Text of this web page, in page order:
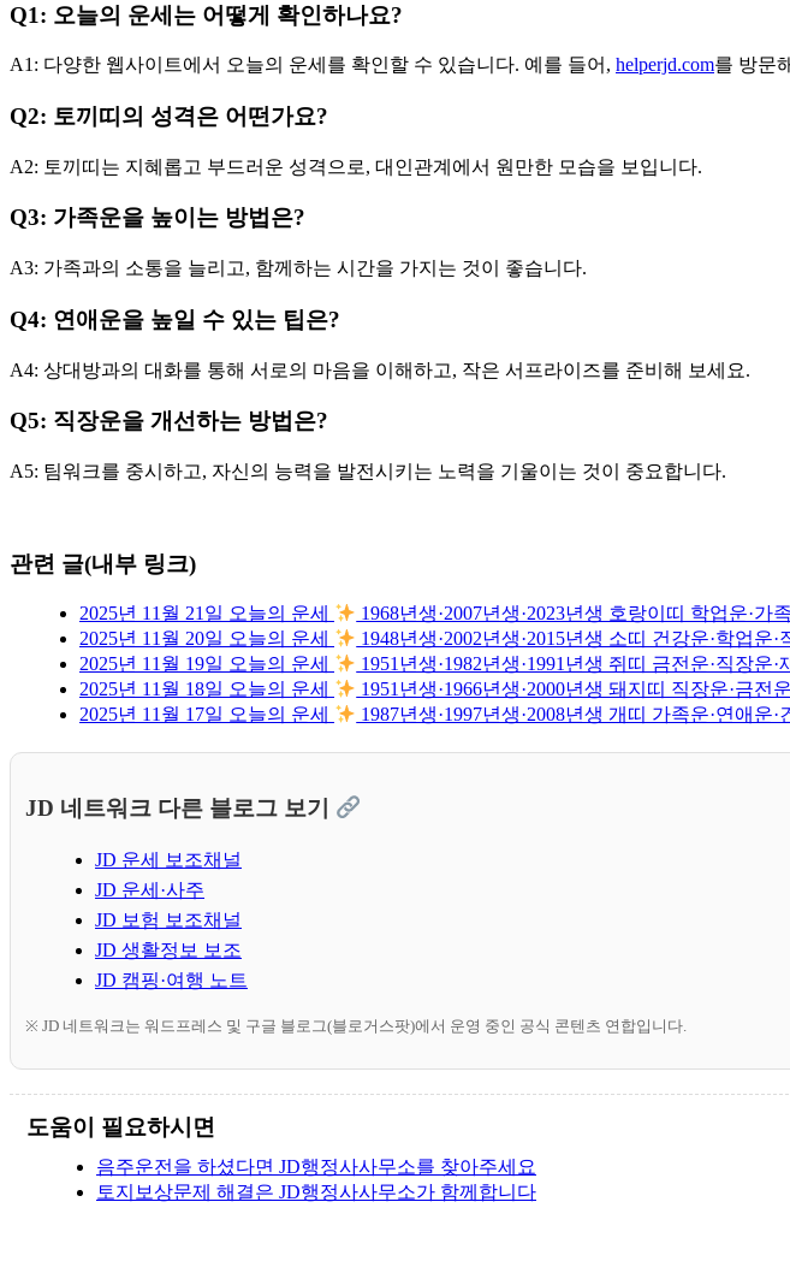
Q1: 오늘의 운세는 어떻게 확인하나요?
A1: 다양한 웹사이트에서 오늘의 운세를 확인할 수 있습니다. 예를 들어, helperjd.com를 방문
Q2: 토끼띠의 성격은 어떤가요?
A2: 토끼띠는 지혜롭고 부드러운 성격으로, 대인관계에서 원만한 모습을 보입니다.
Q3: 가족운을 높이는 방법은?
A3: 가족과의 소통을 늘리고, 함께하는 시간을 가지는 것이 좋습니다.
Q4: 연애운을 높일 수 있는 팁은?
A4: 상대방과의 대화를 통해 서로의 마음을 이해하고, 작은 서프라이즈를 준비해 보세요.
Q5: 직장운을 개선하는 방법은?
A5: 팀워크를 중시하고, 자신의 능력을 발전시키는 노력을 기울이는 것이 중요합니다.
관련 글(내부 링크)
2025년 11월 21일 오늘의 운세
1968년생·2007년생·2023년생 호랑이띠 학업운·
2025년 11월 20일 오늘의 운세
1948년생·2002년생·2015년생 소띠 건강운·학업
2025년 11월 19일 오늘의 운세
1951년생·1982년생·1991년생 쥐띠 금전운·직장
2025년 11월 18일 오늘의 운세
1951년생·1966년생·2000년생 돼지띠 직장운·금
2025년 11월 17일 오늘의 운세
1987년생·1997년생·2008년생 개띠 가족운·연애
JD 네트워크 다른 블로그 보기
JD 운세 보조채널
JD 운세·사주
JD 보험 보조채널
JD 생활정보 보조
JD 캠핑·여행 노트
※ JD 네트워크는 워드프레스 및 구글 블로그(블로거스팟)에서 운영 중인 공식 콘텐츠 연합입니다.
도움이 필요하시면
음주운전을 하셨다면 JD행정사사무소를 찾아주세요
토지보상문제 해결은 JD행정사사무소가 함께합니다